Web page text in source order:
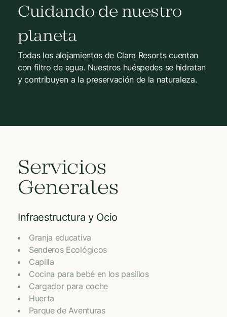
Cuidando de nuestro
planeta
Todas los alojamientos de Clara Resorts cuentan
con filtro de agua. Nuestros huéspedes se hidratan
y contribuyen a la preservación de la naturaleza.
Servicios
Generales
Infraestructura y Ocio
Granja educativa
Senderos Ecológicos
Capilla
Cocina para bebé en los pasillos
Cargador para coche
Huerta
⁠Parque de Aventuras